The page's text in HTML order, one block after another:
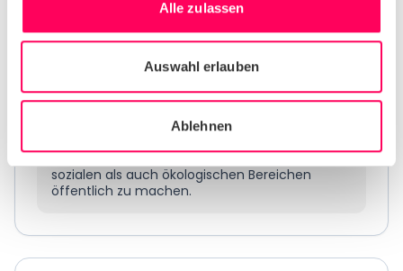
Alle zulassen
Auswahl erlauben
Ablehnen
4. Kommunizieren und berichten
Transparenz ist der letzte, entscheidende
Schritt. Stakeholder – darunter Investoren,
Kunden und Regulierungsbehörden – erwarten
Das bedeutet, Ihre wichtigsten Risiken, die von
und die greifbaren Ergebnisse sowohl in
sozialen als auch ökologischen Bereichen
öffentlich zu machen.